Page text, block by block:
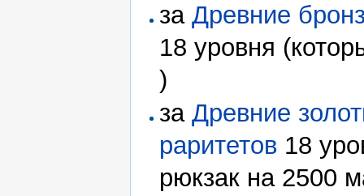
заДревние
18 уровня
)
заДревние
раритетов 18
рюкзак на 2500